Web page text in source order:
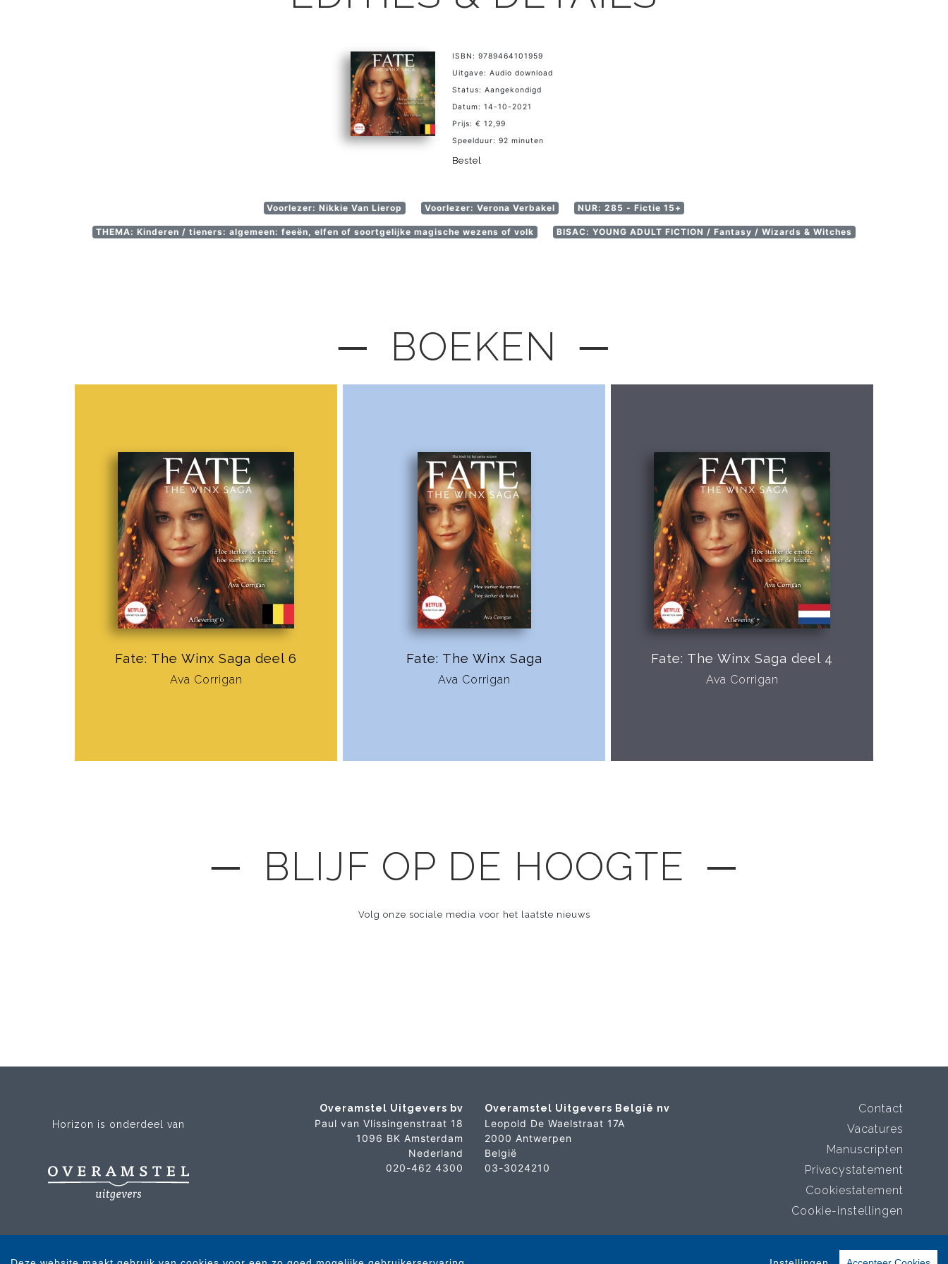
ISBN: 9789464101959
Uitgave: Audio download
Status: Aangekondigd
Datum: 14-10-2021
Prijs: € 12,99
Speelduur: 92 minuten
Bestel
Voorlezer: Nikkie Van Lierop Voorlezer: Verona Verbakel NUR: 285 - Fictie 15+
THEMA: Kinderen / tieners: algemeen: feeën, elfen of soortgelijke magische wezens of volk BISAC: YOUNG ADULT FICTION / Fantasy / Wizards & Witches
─ BOEKEN ─
Fate: The Winx Saga deel 6
Ava Corrigan
Fate: The Winx Saga
Ava Corrigan
Fate: The Winx Saga deel 4
Ava Corrigan
─ BLIJF OP DE HOOGTE ─
Volg onze sociale media voor het laatste nieuws
Horizon is onderdeel van
Overamstel Uitgevers bv
Paul van Vlissingenstraat 18
1096 BK Amsterdam
Nederland
020-462 4300
Overamstel Uitgevers België nv
Leopold De Waelstraat 17A
2000 Antwerpen
België
03-3024210
Contact
Vacatures
Manuscripten
Privacystatement
Cookiestatement
Cookie-instellingen